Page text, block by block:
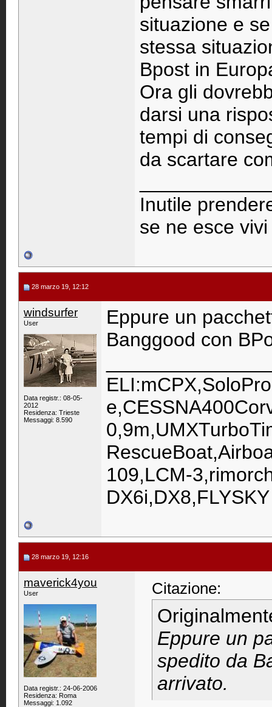
situazione e
stessa
Bpost in
Ora gli
darsi una
tempi di
da scartare
Inutile
se ne esce
28 marzo 19, 12:12
windsurfer
User
Data registr.: 08-05-
2012
Residenza: Trieste
Messaggi: 8.590
Eppure un
Banggood con
109,LCM-
28 marzo 19, 12:16
maverick4you
User
Data registr.: 24-06-2006
Residenza: Roma
Messaggi: 1.092
Citazione:
Eppure un
spedito da
arrivato.